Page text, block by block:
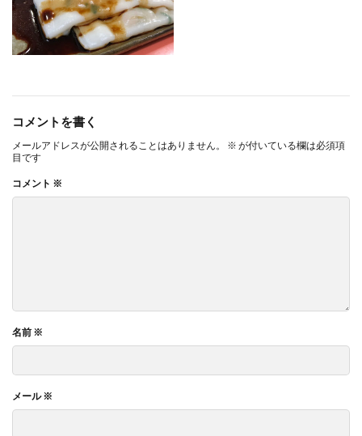
コメントを書く
メールアドレスが公開されることはありません。 ※ が付いている欄は必須項
目です
コメント ※
名前 ※
メール※